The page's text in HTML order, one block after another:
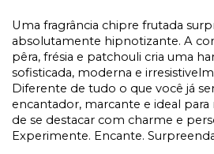
Uma fragrância chipre frutada
absolutamente hipnotizante. A
pêra, frésia e patchouli cria uma
sofisticada, moderna e
Diferente de tudo o que você já
encantador, marcante e ideal
de se destacar com charme e
Experimente. Encante.